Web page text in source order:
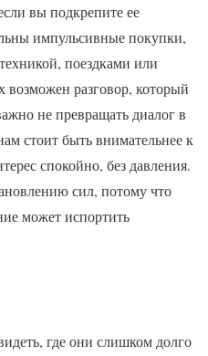
вы подкрепите ее
импульсивные покупки,
поездками или
разговор, который
не превращать диалог в
стоит быть внимательнее к
спокойно, без давления.
сил, потому что
может испортить
где они слишком долго